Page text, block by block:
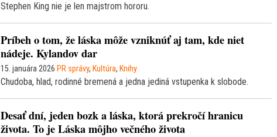
Stephen King nie je len majstrom hororu.
Príbeh o tom, že láska môže vzniknúť aj tam, kde niet
nádeje. Kylandov dar
15. januára 2026 PR správy, Kultúra, Knihy
Chudoba, hlad, rodinné bremená a jedna jediná vstupenka k slobode.
Desať dní, jeden bozk a láska, ktorá prekročí hranicu
života. To je Láska môjho večného života